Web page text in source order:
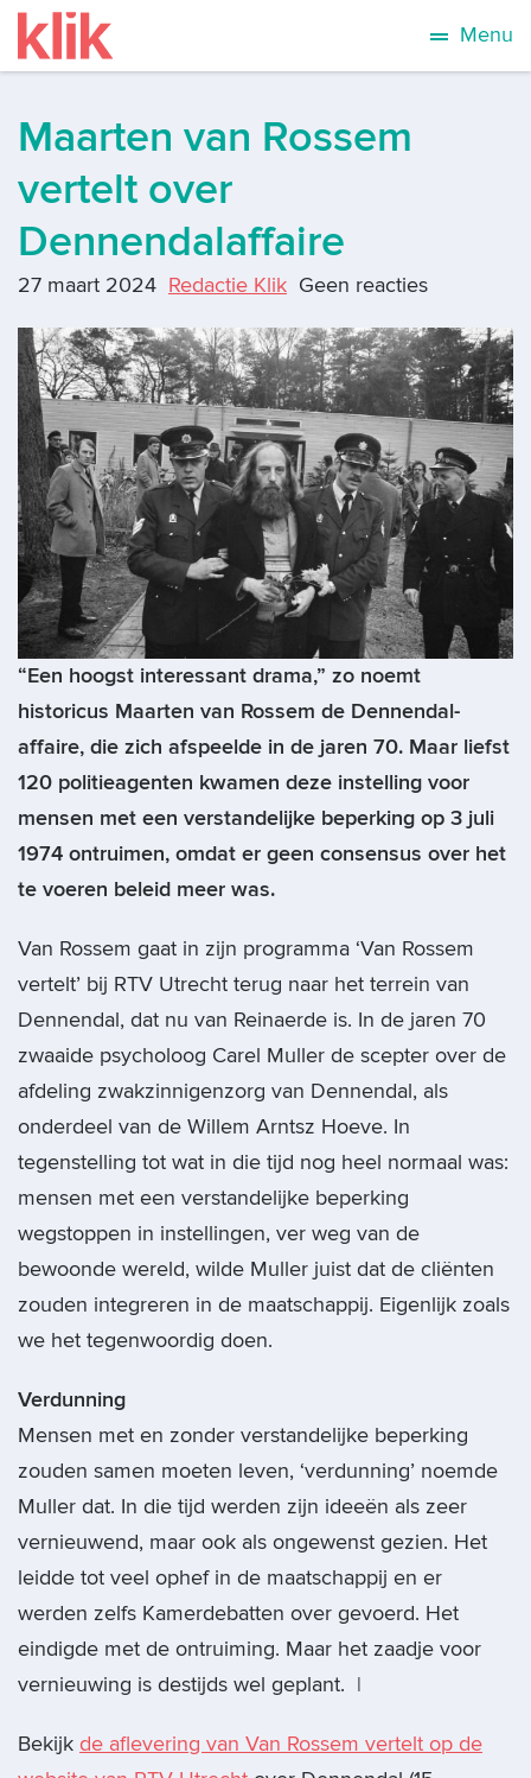
Menu
Maarten van Rossem
vertelt over
Dennendalaffaire
27 maart 2024 Redactie Klik Geen reacties
“Een hoogst interessant drama,” zo noemt
historicus Maarten van Rossem de Dennendal-
affaire, die zich afspeelde in de jaren 70. Maar liefst
120 politieagenten kwamen deze instelling voor
mensen met een verstandelijke beperking op 3 juli
1974 ontruimen, omdat er geen consensus over het
te voeren beleid meer was.
Van Rossem gaat in zijn programma ‘Van Rossem
vertelt’ bij RTV Utrecht terug naar het terrein van
Dennendal, dat nu van Reinaerde is. In de jaren 70
zwaaide psycholoog Carel Muller de scepter over de
afdeling zwakzinnigenzorg van Dennendal, als
onderdeel van de Willem Arntsz Hoeve. In
tegenstelling tot wat in die tijd nog heel normaal was:
mensen met een verstandelijke beperking
wegstoppen in instellingen, ver weg van de
bewoonde wereld, wilde Muller juist dat de cliënten
zouden integreren in de maatschappij. Eigenlijk zoals
we het tegenwoordig doen.
Verdunning
Mensen met en zonder verstandelijke beperking
zouden samen moeten leven, ‘verdunning’ noemde
Muller dat. In die tijd werden zijn ideeën als zeer
vernieuwend, maar ook als ongewenst gezien. Het
leidde tot veel ophef in de maatschappij en er
werden zelfs Kamerdebatten over gevoerd. Het
eindigde met de ontruiming. Maar het zaadje voor
vernieuwing is destijds wel geplant. |
Bekijk de aflevering van Van Rossem vertelt op de